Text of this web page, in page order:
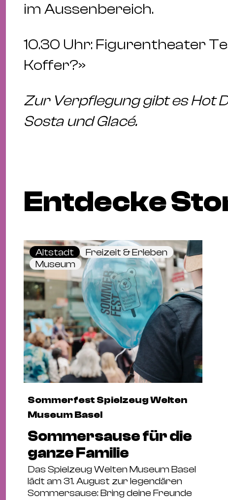
im Aussenbereich.
10.30 Uhr: Figurentheater
Koffer?»
Zur Verpflegung gibt es Hot
Sosta und Glacé.
Entdecke
Altstadt
Freizeit & Erleben
Museum
Sommerfest Spielzeug Welten
Museum Basel
Sommersause für die
ganze Familie
Das Spielzeug Welten Museum Basel
lädt am 31. August zur legendären
Sommersause: Bring deine Freunde